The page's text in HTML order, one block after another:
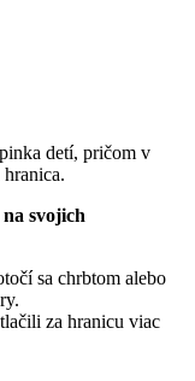
detí, pričom v
svojich
sa chrbtom alebo
za hranicu viac